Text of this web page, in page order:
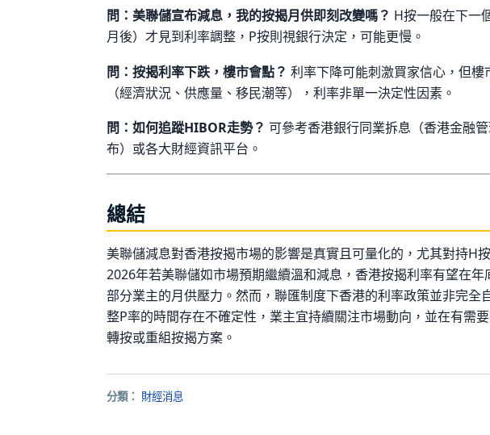
問：美聯儲宣布減息，我的按揭月供即刻改變嗎？ H按一般在下一
月後）才見到利率調整，P按則視銀行決定，可能更慢。
問：按揭利率下跌，樓市會點？ 利率下降可能刺激買家信心，但樓
（經濟狀況、供應量、移民潮等），利率非單一決定性因素。
問：如何追蹤HIBOR走勢？ 可參考香港銀行同業拆息（香港金融
布）或各大財經資訊平台。
總結
美聯儲減息對香港按揭市場的影響是真實且可量化的，尤其對持H
2026年若美聯儲如市場預期繼續溫和減息，香港按揭利率有望在年
部分業主的月供壓力。然而，聯匯制度下香港的利率政策並非完全
整P率的時間存在不確定性，業主宜持續關注市場動向，並在有需
轉按或重組按揭方案。
分類： 財經消息